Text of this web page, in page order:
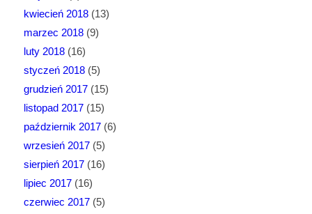
kwiecień 2018(13)
marzec 2018(9)
luty 2018(16)
styczeń 2018(5)
grudzień 2017(15)
listopad 2017(15)
październik 2017(6)
wrzesień 2017(5)
sierpień 2017(16)
lipiec 2017(16)
czerwiec 2017(5)